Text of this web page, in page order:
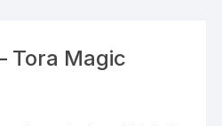
Tora Magic